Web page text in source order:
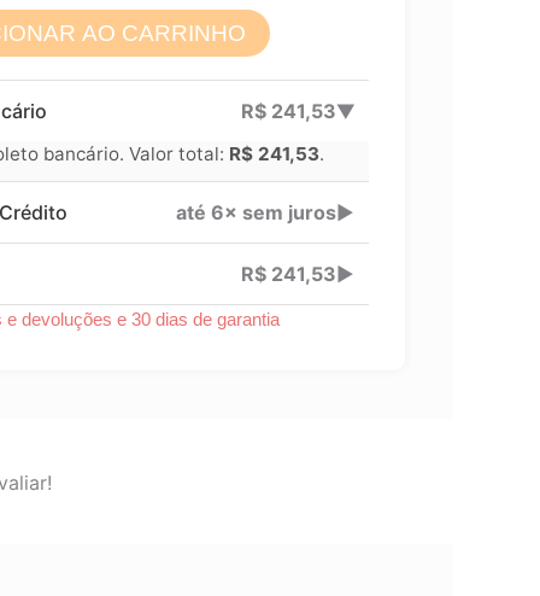
AO CARRINHO
R$ 241,53▶
bancário. Valor total: R$ 241,53.
até 6× sem juros▶
R$ 241,53▶
devoluções e 30 dias de garantia